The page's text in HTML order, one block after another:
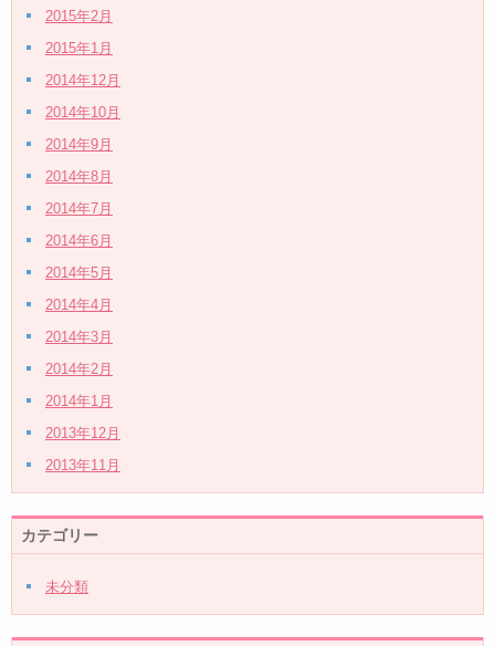
2015年2月
2015年1月
2014年12月
2014年10月
2014年9月
2014年8月
2014年7月
2014年6月
2014年5月
2014年4月
2014年3月
2014年2月
2014年1月
2013年12月
2013年11月
カテゴリー
未分類